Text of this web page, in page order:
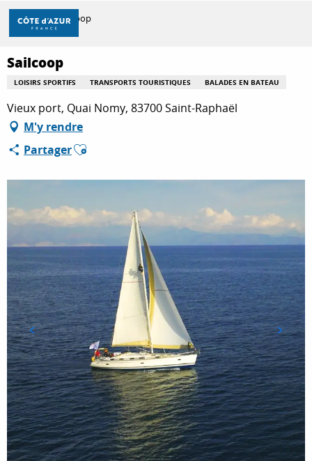
Aller
contenu
principal
DÉCOUVRIR
À FAIRE
SÉJOURNER
Accueil Sailcoop
Sailcoop
LOISIRS SPORTIFS TRANSPORTS TOURISTIQUES BALADES EN BATEAU
Vieux port, Quai Nomy, 83700 Saint-Raphaël
M'y rendre
PartagerAjouter aux favoris